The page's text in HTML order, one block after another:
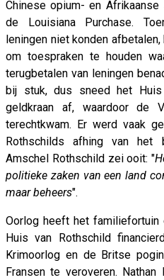
Chinese opium- en Afrikaanse
de Louisiana Purchase.
leningen niet konden
om toespraken te houden
terugbetalen van leningen
bij stuk, dus sneed het
geldkraan af, waardoor de
terechtkwam. Er werd vaak
Rothschilds afhing van het
Amschel Rothschild zei ooit: "
politieke zaken van een land
maar beheers".
Oorlog heeft het familiefortuin
Huis van Rothschild
Krimoorlog en de Britse
Fransen te veroveren.